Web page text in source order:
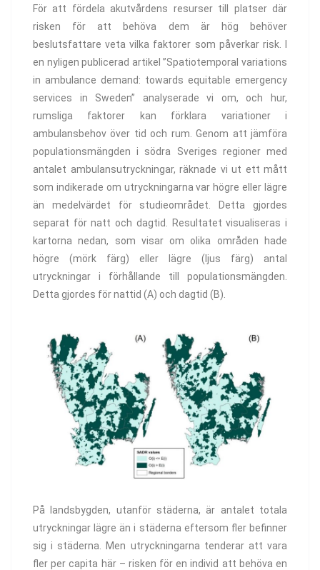
För att fördela akutvårdens resurser till platser där
risken för att behöva dem är hög behöver
beslutsfattare veta vilka faktorer som påverkar risk. I
en nyligen publicerad artikel ”Spatiotemporal variations
in ambulance demand: towards equitable emergency
services in Sweden” analyserade vi om, och hur,
rumsliga faktorer kan förklara variationer i
ambulansbehov över tid och rum. Genom att jämföra
populationsmängden i södra Sveriges regioner med
antalet ambulansutryckningar, räknade vi ut ett mått
som indikerade om utryckningarna var högre eller lägre
än medelvärdet för studieområdet. Detta gjordes
separat för natt och dagtid. Resultatet visualiseras i
kartorna nedan, som visar om olika områden hade
högre (mörk färg) eller lägre (ljus färg) antal
utryckningar i förhållande till populationsmängden.
Detta gjordes för nattid (A) och dagtid (B).
På landsbygden, utanför städerna, är antalet totala
utryckningar lägre än i städerna eftersom fler befinner
sig i städerna. Men utryckningarna tenderar att vara
fler per capita här – risken för en individ att behöva en